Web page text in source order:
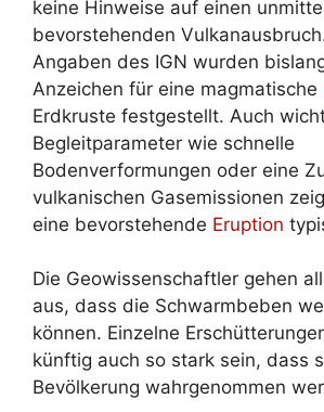
keine Hinweise auf einen
bevorstehenden
Angaben des IGN wurden
Anzeichen für eine magmatische
Erdkruste festgestellt. Auch
Begleitparameter wie schnelle
Bodenverformungen oder eine
vulkanischen Gasemissionen
eine bevorstehende Eruption
Die Geowissenschaftler gehen
aus, dass die Schwarmbeben
können. Einzelne
künftig auch so stark sein, dass
Bevölkerung wahrgenommen